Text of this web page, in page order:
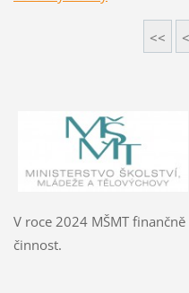
<< <
V roce 2024 MŠMT
činnost.